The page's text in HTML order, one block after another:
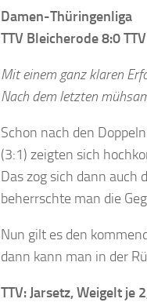
Damen-Thüringenliga
TTV Bleicherode 8:0
Mit einem ganz klaren
Nach dem letzten
Schon nach den
(3:1) zeigten sich
Das zog sich dann auch
beherrschte man die
Nun gilt es den
dann kann man in der
TTV: Jarsetz, Weigelt je